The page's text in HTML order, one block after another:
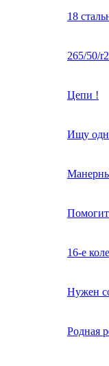
18
265/50/
Цепи !
Ищу
16-е
Нужен
Родная